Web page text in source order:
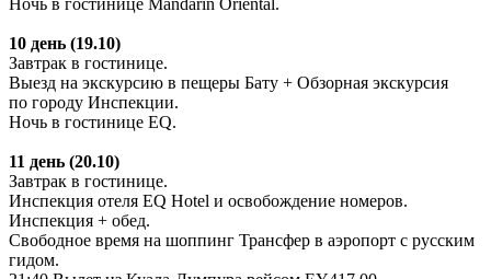
10 день (19.10)
Завтрак в гостинице.
Выезд на экскурсию в пещеры Бату + Обзорная экскурсия
по городу Инспекции.
Ночь в гостинице EQ.
11 день (20.10)
Завтрак в гостинице.
Инспекция отеля EQ Hotel и освобождение номеров.
Инспекция + обед.
Свободное время на шоппинг Трансфер в аэропорт с русским
гидом.